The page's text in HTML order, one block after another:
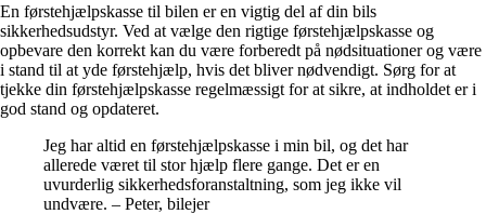
En førstehjælpskasse til bilen er en vigtig del af din bils
sikkerhedsudstyr. Ved at vælge den rigtige førstehjælpskasse og
opbevare den korrekt kan du være forberedt på nødsituationer og være
i stand til at yde førstehjælp, hvis det bliver nødvendigt. Sørg for at
tjekke din førstehjælpskasse regelmæssigt for at sikre, at indholdet er i
god stand og opdateret.
Jeg har altid en førstehjælpskasse i min bil, og det har
allerede været til stor hjælp flere gange. Det er en
uvurderlig sikkerhedsforanstaltning, som jeg ikke vil
undvære. – Peter, bilejer